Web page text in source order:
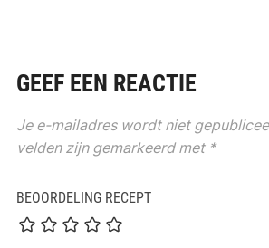
GEEF EEN REACTIE
Je e-mailadres wordt niet
velden zijn gemarkeerd met *
BEOORDELING RECEPT